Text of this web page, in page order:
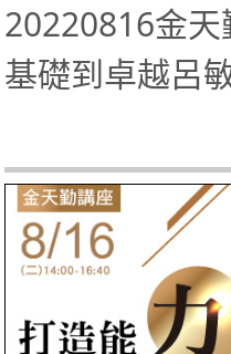
退休先準備 好險學堂
20220816金
基礎到卓越呂